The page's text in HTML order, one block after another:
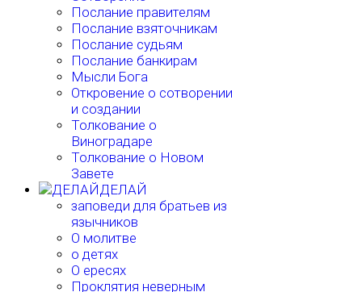
Послание правителям
Послание взяточникам
Послание судьям
Послание банкирам
Мысли Бога
Откровение о сотворении
и создании
Толкование о
Виноградаре
Толкование о Новом
Завете
ДЕЛАЙ
заповеди для братьев из
язычников
О молитве
о детях
О ересях
Проклятия неверным